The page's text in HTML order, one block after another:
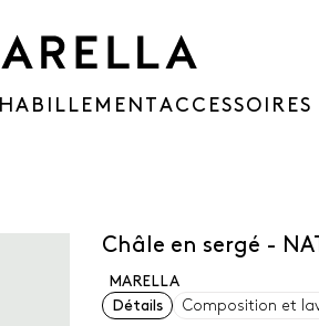
HABILLEMENTACCESSOIRES
Châle en sergé -
MARELLA
Détails
Composition et